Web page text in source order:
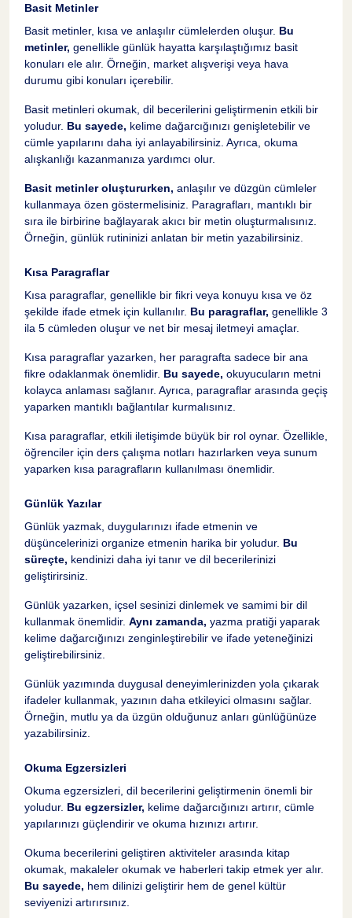
Basit Metinler
Basit metinler, kısa ve anlaşılır cümlelerden oluşur. Bu
metinler, genellikle günlük hayatta karşılaştığımız basit
konuları ele alır. Örneğin, market alışverişi veya hava
durumu gibi konuları içerebilir.
Basit metinleri okumak, dil becerilerini geliştirmenin etkili bir
yoludur. Bu sayede, kelime dağarcığınızı genişletebilir ve
cümle yapılarını daha iyi anlayabilirsiniz. Ayrıca, okuma
alışkanlığı kazanmanıza yardımcı olur.
Basit metinler oluştururken, anlaşılır ve düzgün cümleler
kullanmaya özen göstermelisiniz. Paragrafları, mantıklı bir
sıra ile birbirine bağlayarak akıcı bir metin oluşturmalısınız.
Örneğin, günlük rutininizi anlatan bir metin yazabilirsiniz.
Kısa Paragraflar
Kısa paragraflar, genellikle bir fikri veya konuyu kısa ve öz
şekilde ifade etmek için kullanılır. Bu paragraflar, genellikle 3
ila 5 cümleden oluşur ve net bir mesaj iletmeyi amaçlar.
Kısa paragraflar yazarken, her paragrafta sadece bir ana
fikre odaklanmak önemlidir. Bu sayede, okuyucuların metni
kolayca anlaması sağlanır. Ayrıca, paragraflar arasında geçiş
yaparken mantıklı bağlantılar kurmalısınız.
Kısa paragraflar, etkili iletişimde büyük bir rol oynar. Özellikle,
öğrenciler için ders çalışma notları hazırlarken veya sunum
yaparken kısa paragrafların kullanılması önemlidir.
Günlük Yazılar
Günlük yazmak, duygularınızı ifade etmenin ve
düşüncelerinizi organize etmenin harika bir yoludur. Bu
süreçte, kendinizi daha iyi tanır ve dil becerilerinizi
geliştirirsiniz.
Günlük yazarken, içsel sesinizi dinlemek ve samimi bir dil
kullanmak önemlidir. Aynı zamanda, yazma pratiği yaparak
kelime dağarcığınızı zenginleştirebilir ve ifade yeteneğinizi
geliştirebilirsiniz.
Günlük yazımında duygusal deneyimlerinizden yola çıkarak
ifadeler kullanmak, yazının daha etkileyici olmasını sağlar.
Örneğin, mutlu ya da üzgün olduğunuz anları günlüğünüze
yazabilirsiniz.
Okuma Egzersizleri
Okuma egzersizleri, dil becerilerini geliştirmenin önemli bir
yoludur. Bu egzersizler, kelime dağarcığınızı artırır, cümle
yapılarınızı güçlendirir ve okuma hızınızı artırır.
Okuma becerilerini geliştiren aktiviteler arasında kitap
okumak, makaleler okumak ve haberleri takip etmek yer alır.
Bu sayede, hem dilinizi geliştirir hem de genel kültür
seviyenizi artırırsınız.